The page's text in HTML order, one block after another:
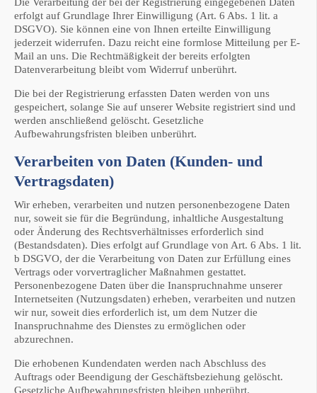
erfolgt auf Grundlage Ihrer Einwilligung (Art. 6 Abs. 1 lit. a
DSGVO). Sie können eine von Ihnen erteilte Einwilligung
jederzeit widerrufen. Dazu reicht eine formlose Mitteilung per E-
Mail an uns. Die Rechtmäßigkeit der bereits erfolgten
Datenverarbeitung bleibt vom Widerruf unberührt.
Die bei der Registrierung erfassten Daten werden von uns
gespeichert, solange Sie auf unserer Website registriert sind und
werden anschließend gelöscht. Gesetzliche
Aufbewahrungsfristen bleiben unberührt.
Verarbeiten von Daten (Kunden- und
Vertragsdaten)
Wir erheben, verarbeiten und nutzen personenbezogene Daten
nur, soweit sie für die Begründung, inhaltliche Ausgestaltung
oder Änderung des Rechtsverhältnisses erforderlich sind
(Bestandsdaten). Dies erfolgt auf Grundlage von Art. 6 Abs. 1 lit.
b DSGVO, der die Verarbeitung von Daten zur Erfüllung eines
Vertrags oder vorvertraglicher Maßnahmen gestattet.
Personenbezogene Daten über die Inanspruchnahme unserer
Internetseiten (Nutzungsdaten) erheben, verarbeiten und nutzen
wir nur, soweit dies erforderlich ist, um dem Nutzer die
Inanspruchnahme des Dienstes zu ermöglichen oder
abzurechnen.
Die erhobenen Kundendaten werden nach Abschluss des
Auftrags oder Beendigung der Geschäftsbeziehung gelöscht.
Gesetzliche Aufbewahrungsfristen bleiben unberührt.